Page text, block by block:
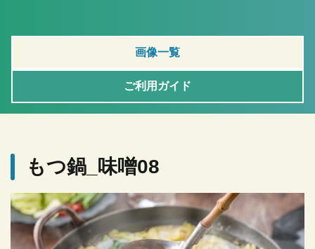
画像一覧
ご利用ガイド
もつ鍋_味噌08